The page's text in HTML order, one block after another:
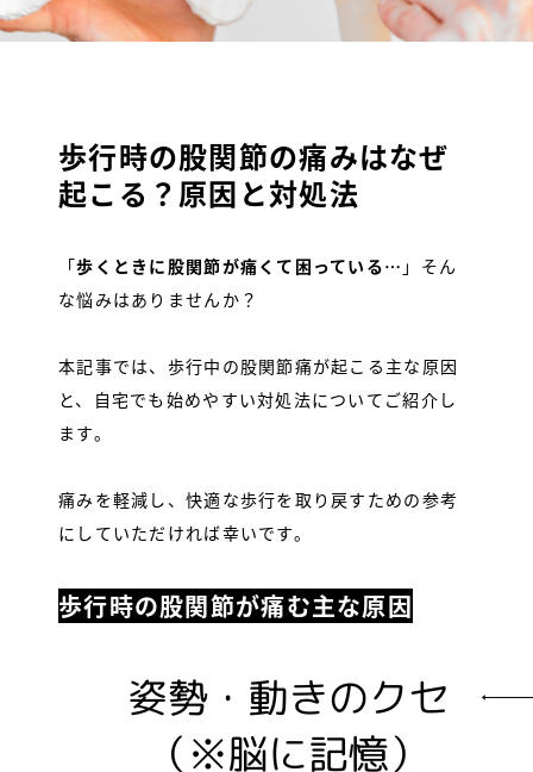
体験・相談する
Instagram
YouTube
歩行時の股関節の痛みはなぜ
起こる？原因と対処法
「歩くときに股関節が痛くて困っている… 」そん
な悩みはありませんか？
本記事では、歩行中の股関節痛が起こる主な原因
と、自宅でも始めやすい対処法についてご紹介し
ます。
痛みを軽減し、快適な歩行を取り戻すための参考
にしていただければ幸いです。
歩行時の股関節が痛む主な原因